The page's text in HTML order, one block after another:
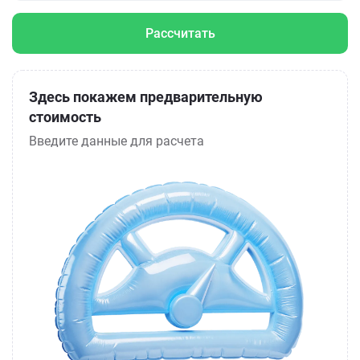
Рассчитать
Здесь покажем предварительную
стоимость
Введите данные для расчета